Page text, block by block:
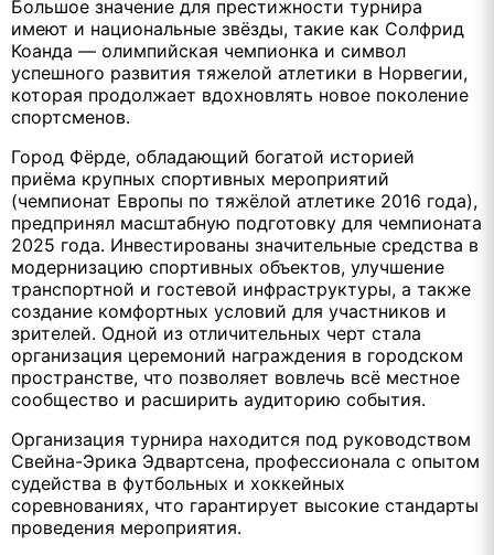
Большое значение для престижности турнира
имеют и национальные звёзды, такие как Солфрид
Коанда — олимпийская чемпионка и символ
успешного развития тяжелой атлетики в Норвегии,
которая продолжает вдохновлять новое поколение
спортсменов.
Город Фёрде, обладающий богатой историей
приёма крупных спортивных мероприятий
(чемпионат Европы по тяжёлой атлетике 2016 года),
предпринял масштабную подготовку для чемпионата
2025 года. Инвестированы значительные средства в
модернизацию спортивных объектов, улучшение
транспортной и гостевой инфраструктуры, а также
создание комфортных условий для участников и
зрителей. Одной из отличительных черт стала
организация церемоний награждения в городском
пространстве, что позволяет вовлечь всё местное
сообщество и расширить аудиторию события.
Организация турнира находится под руководством
Свейна-Эрика Эдвартсена, профессионала с опытом
судейства в футбольных и хоккейных
соревнованиях, что гарантирует высокие стандарты
проведения мероприятия.